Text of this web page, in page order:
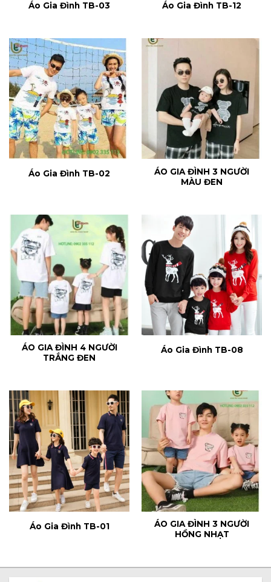
Áo Gia Đình TB-03 Áo Gia Đình TB-12
Áo Gia Đình TB-02
ÁO GIA ĐÌNH 3 NGƯỜI
MÀU ĐEN
ÁO GIA ĐÌNH 4 NGƯỜI
TRẮNG ĐEN
Áo Gia Đình TB-08
Áo Gia Đình TB-01
ÁO GIA ĐÌNH 3 NGƯỜI
HỒNG NHẠT